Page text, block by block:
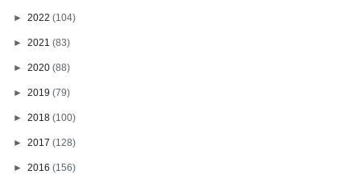
► 2022 (104)
► 2021 (83)
► 2020 (88)
► 2019 (79)
► 2018 (100)
► 2017 (128)
► 2016 (156)